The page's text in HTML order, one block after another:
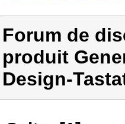
Forum de
produit
Design-